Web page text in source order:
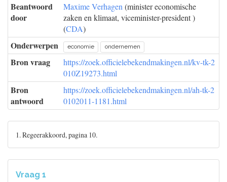
Beantwoord
door
Maxime Verhagen (minister economische
zaken en klimaat, viceminister-president )
(CDA)
Onderwerpen economie ondernemen
Bron vraag
https://zoek.officielebekendmakingen.nl/kv-tk-2
010Z19273.html
Bron
antwoord
https://zoek.officielebekendmakingen.nl/ah-tk-2
0102011-1181.html
1. Regeerakkoord, pagina 10.
Vraag 1